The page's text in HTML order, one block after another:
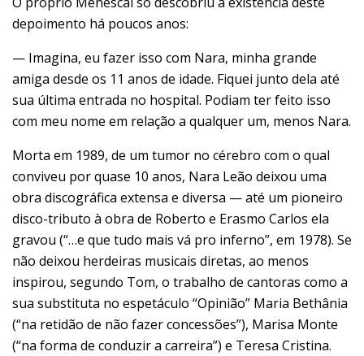
depoimento há poucos anos:
— Imagina, eu fazer isso com Nara, minha grande
amiga desde os 11 anos de idade. Fiquei junto dela até
sua última entrada no hospital. Podiam ter feito isso
com meu nome em relação a qualquer um, menos Nara.
Morta em 1989, de um tumor no cérebro com o qual
conviveu por quase 10 anos, Nara Leão deixou uma
obra discográfica extensa e diversa — até um pioneiro
disco-tributo à obra de Roberto e Erasmo Carlos ela
gravou (“…e que tudo mais vá pro inferno”, em 1978). Se
não deixou herdeiras musicais diretas, ao menos
inspirou, segundo Tom, o trabalho de cantoras como a
sua substituta no espetáculo “Opinião” Maria Bethânia
(“na retidão de não fazer concessões”), Marisa Monte
(“na forma de conduzir a carreira”) e Teresa Cristina.